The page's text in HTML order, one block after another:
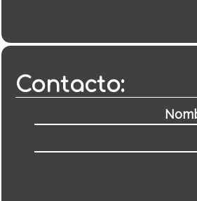
Contacto: